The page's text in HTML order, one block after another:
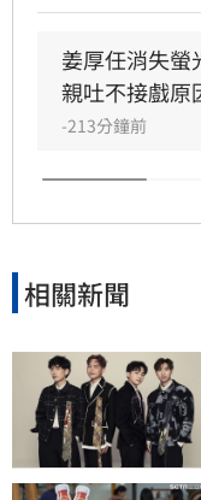
尚命」。此次
兩人緣分，這
速成為演藝圈熱
姜厚任消失
親吐不接戲原
-213分鐘前
相關新聞